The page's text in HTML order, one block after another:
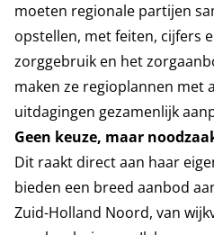
moeten regionale partijen
opstellen, met feiten, cijfers
zorggebruik en het
maken ze regioplannen met
uitdagingen gezamenlijk
Geen keuze, maar
Dit raakt direct aan haar
bieden een breed aanbod
Zuid-Holland Noord, van